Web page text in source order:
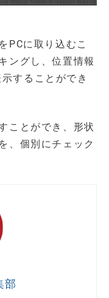
PCに取り込むこ
ングし、位置情報
することができ
ことができ、形状
、個別にチェック
部